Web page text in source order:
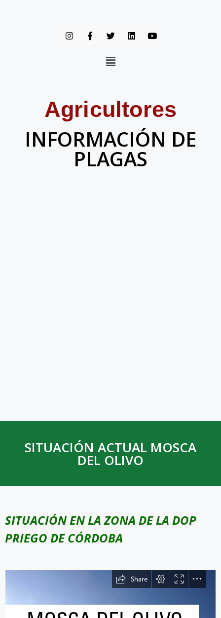
Agricultores
INFORMACIÓN DE
PLAGAS
SITUACIÓN ACTUAL MOSCA
DEL OLIVO
SITUACIÓN EN LA ZONA DE LA DOP
PRIEGO DE CÓRDOBA